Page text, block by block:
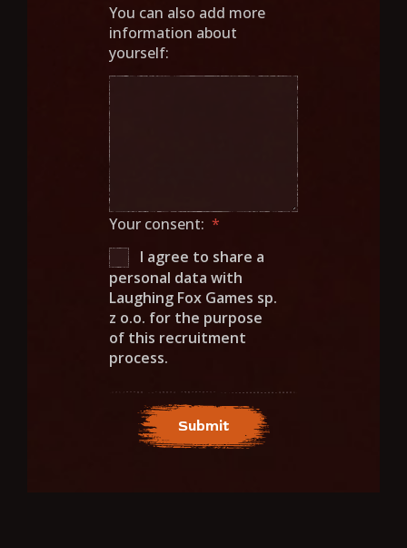
You can also add more
information about
yourself:
Your consent: *
I agree to share a
personal data with
Laughing Fox Games sp.
z o.o. for the purpose
of this recruitment
process.
Submit